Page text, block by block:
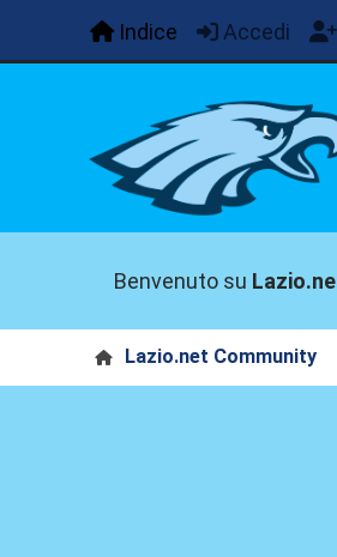
Indice Accedi
Benvenuto su
Lazio.net Community